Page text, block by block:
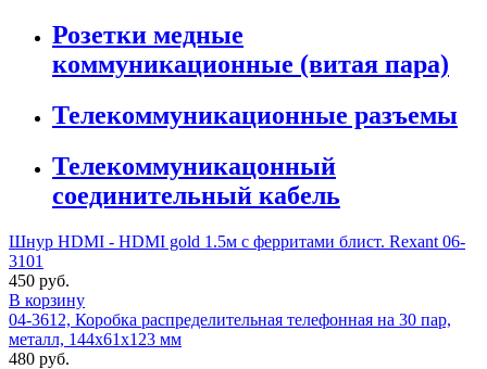
Розетки медные
коммуникационные (витая пара)
Телекоммуникационные разъемы
Телекоммуникацонный
соединительный кабель
Шнур HDMI - HDMI gold 1.5м с ферритами блист. Rexant 06-
3101
450 руб.
В корзину
04-3612, Коробка распределительная телефонная на 30 пар,
металл, 144х61х123 мм
480 руб.